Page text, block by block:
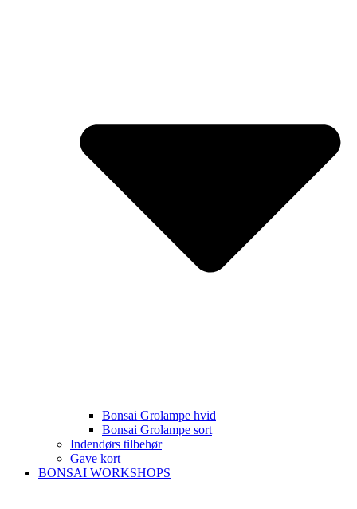
Bonsai Grolampe hvid
Bonsai Grolampe sort
Indendørs tilbehør
Gave kort
BONSAI WORKSHOPS